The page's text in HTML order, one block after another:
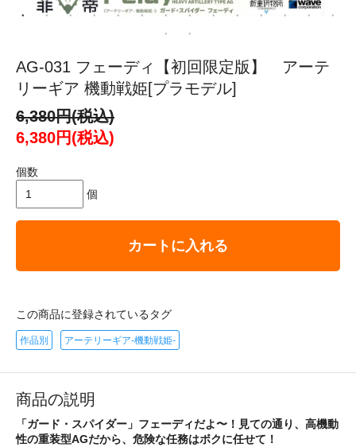
AG-031 フェーディ【初回限定版】 アーテ
リーギア 機動戦姫[プラモデル]
6,380円(税込)
6,380円(税込)
個数
個
カートに入れる
この商品に登録されているタグ
作品別 アーテリーギア-機動戦姫-
商品の説明
「ガード・スパイダー」フェーディだよ〜！見ての通り、高機動
性の重装型AGだから、危険な任務はボクに任せて！